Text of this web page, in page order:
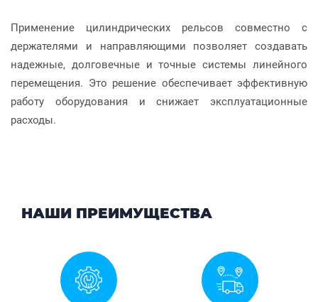
Применение цилиндрических рельсов совместно с
держателями и направляющими позволяет создавать
надежные, долговечные и точные системы линейного
перемещения. Это решение обеспечивает эффективную
работу оборудования и снижает эксплуатационные
расходы.
НАШИ ПРЕИМУЩЕСТВА